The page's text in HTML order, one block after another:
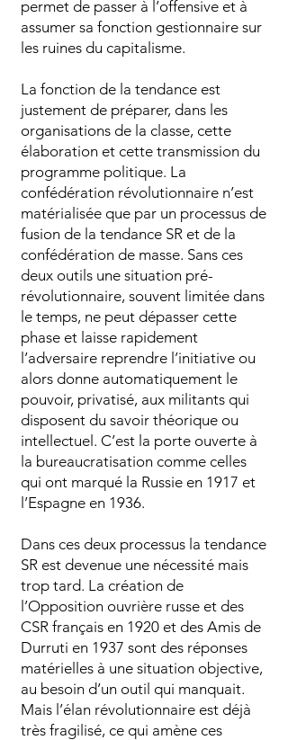
permet de passer à l’offensive et à
assumer sa fonction gestionnaire sur
les ruines du capitalisme.
La fonction de la tendance est
justement de préparer, dans les
organisations de la classe, cette
élaboration et cette transmission du
programme politique. La
confédération révolutionnaire n’est
matérialisée que par un processus de
fusion de la tendance SR et de la
confédération de masse. Sans ces
deux outils une situation pré-
révolutionnaire, souvent limitée dans
le temps, ne peut dépasser cette
phase et laisse rapidement
l’adversaire reprendre l’initiative ou
alors donne automatiquement le
pouvoir, privatisé, aux militants qui
disposent du savoir théorique ou
intellectuel. C’est la porte ouverte à
la bureaucratisation comme celles
qui ont marqué la Russie en 1917 et
l’Espagne en 1936.
Dans ces deux processus la tendance
SR est devenue une nécessité mais
trop tard. La création de
l’Opposition ouvrière russe et des
CSR français en 1920 et des Amis de
Durruti en 1937 sont des réponses
matérielles à une situation objective,
au besoin d’un outil qui manquait.
Mais l’élan révolutionnaire est déjà
très fragilisé, ce qui amène ces